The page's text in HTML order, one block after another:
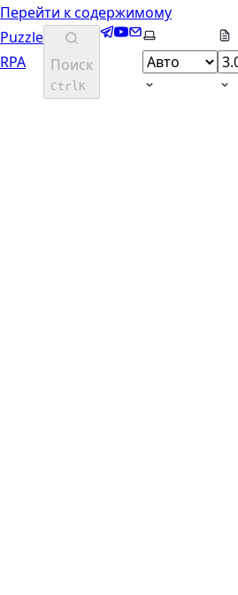
Перейти к содержимому
Puzzle
RPA
Поиск
CtrlK
Telegram
YouTube
EmailВыберите тему